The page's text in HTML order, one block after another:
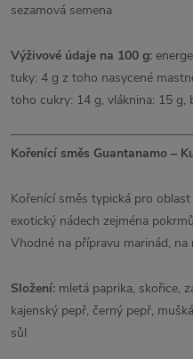
sezamová semena
Výživové údaje na 100 g:
tuky: 4 g z toho nasycené
toho cukry: 14 g, vláknina: 15 g,
Kořenící směs Guantanamo –
Kořenící směs typická pro
exotický nádech zejména
Vhodné na přípravu marinád,
Složení: mletá paprika, skořice,
kajenský pepř, černý pepř,
sůl